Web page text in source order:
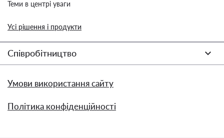
Теми в центрі уваги
Усі рішення і продукти
Співробітництво
Умови використання сайту
Політика конфіденційності